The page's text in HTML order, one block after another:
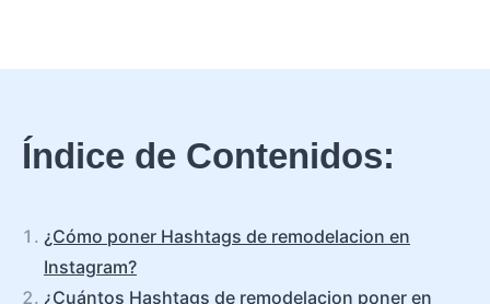
Índice de Contenidos:
¿Cómo poner Hashtags de remodelacion en
Instagram?
¿Cuántos Hashtags de remodelacion poner en